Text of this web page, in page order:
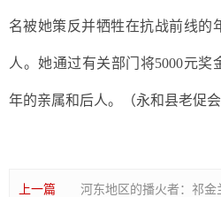
名被她策反并牺牲在抗战前线的
人。她通过有关部门将5000元奖
年的亲属和后人。（永和县老促会
上一篇 河东地区的播火者：祁金